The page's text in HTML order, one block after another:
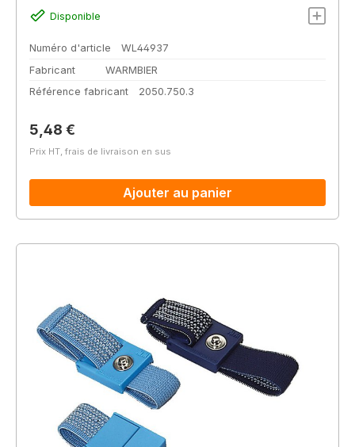
Disponible
Numéro d'article
WL44937
Fabricant
WARMBIER
Référence fabricant
2050.750.3
Prix régulier :
5,48 €
Prix HT, frais de livraison en sus
Ajouter au panier